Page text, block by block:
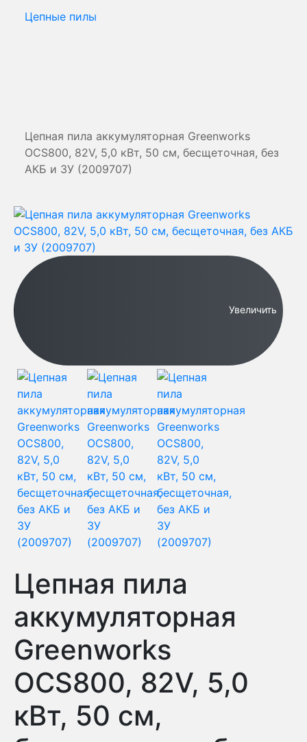
Цепные пилы
Цепная пила аккумуляторная Greenworks
OCS800, 82V, 5,0 кВт, 50 см, бесщеточная, без
АКБ и ЗУ (2009707)
Увеличить
Цепная пила
аккумуляторная
Greenworks
OCS800, 82V, 5,0
кВт, 50 см,